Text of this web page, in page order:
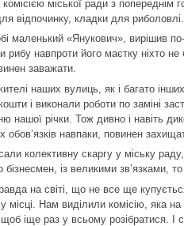
міської ради з попереднім
відпочинку, кладки для риболовлі.
маленький «Янукович», вирішив
рибу навпроти його маєтку ніхто
заважати.
наших вулиць, як і багато
і виконали роботи по заміні
нашої річки. Тож дивно і навіть
обов’язків навпаки, повинен
колективну скаргу у міську
із великими зв’язками,
на світі, що не все ще
місці. Нам виділили комісію, яка
іще раз у всьому розібратися. І